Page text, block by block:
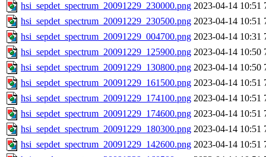
hsi_sepdet_spectrum_20091229_230000.png 2023-04-14 10:51
hsi_sepdet_spectrum_20091229_230500.png 2023-04-14 10:51
hsi_sepdet_spectrum_20091229_004700.png 2023-04-14 10:31
hsi_sepdet_spectrum_20091229_125900.png 2023-04-14 10:50
hsi_sepdet_spectrum_20091229_130800.png 2023-04-14 10:50
hsi_sepdet_spectrum_20091229_161500.png 2023-04-14 10:51
hsi_sepdet_spectrum_20091229_174100.png 2023-04-14 10:51
hsi_sepdet_spectrum_20091229_174600.png 2023-04-14 10:51
hsi_sepdet_spectrum_20091229_180300.png 2023-04-14 10:51
hsi_sepdet_spectrum_20091229_142600.png 2023-04-14 10:51